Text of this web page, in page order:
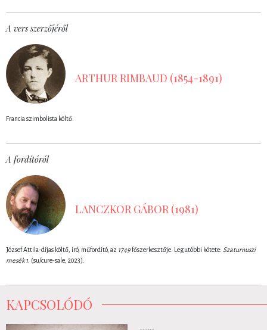
A vers szerzőjéről
ARTHUR RIMBAUD (1854-1891)
Francia szimbolista költő.
A fordítóról
LANCZKOR GÁBOR (1981)
József Attila-díjas költő, író, műfordító, az 1749főszerkesztője. Legutóbbi kötete: Szaturnuszi
mesék 1. (su/cure-sale, 2023).
KAPCSOLÓDÓ